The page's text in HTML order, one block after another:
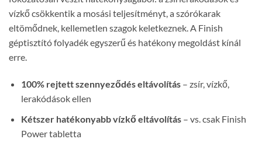
vízkő csökkentik a mosási teljesítményt, a szórókarak
eltömődnek, kellemetlen szagok keletkeznek. A Finish
géptisztító folyadék egyszerű és hatékony megoldást kínál
erre.
100% rejtett szennyeződés eltávolítás– zsír, vízkő,
lerakódások ellen
Kétszer hatékonyabb vízkő eltávolítás– vs. csak Finish
Power tabletta